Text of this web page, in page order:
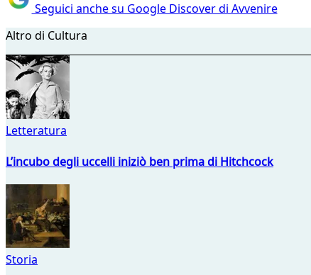
Seguici anche su Google Discover di Avvenire
Altro di Cultura
Letteratura
L’incubo degli uccelli iniziò ben prima di Hitchcock
Storia